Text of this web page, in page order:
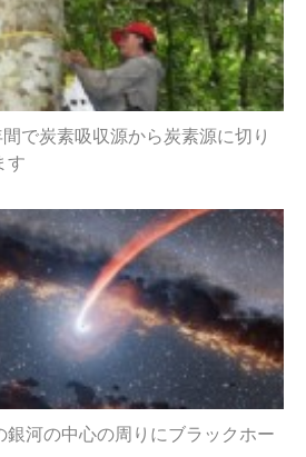
で炭素吸収源から炭素源に切り
す
銀河の中心の周りにブラックホー